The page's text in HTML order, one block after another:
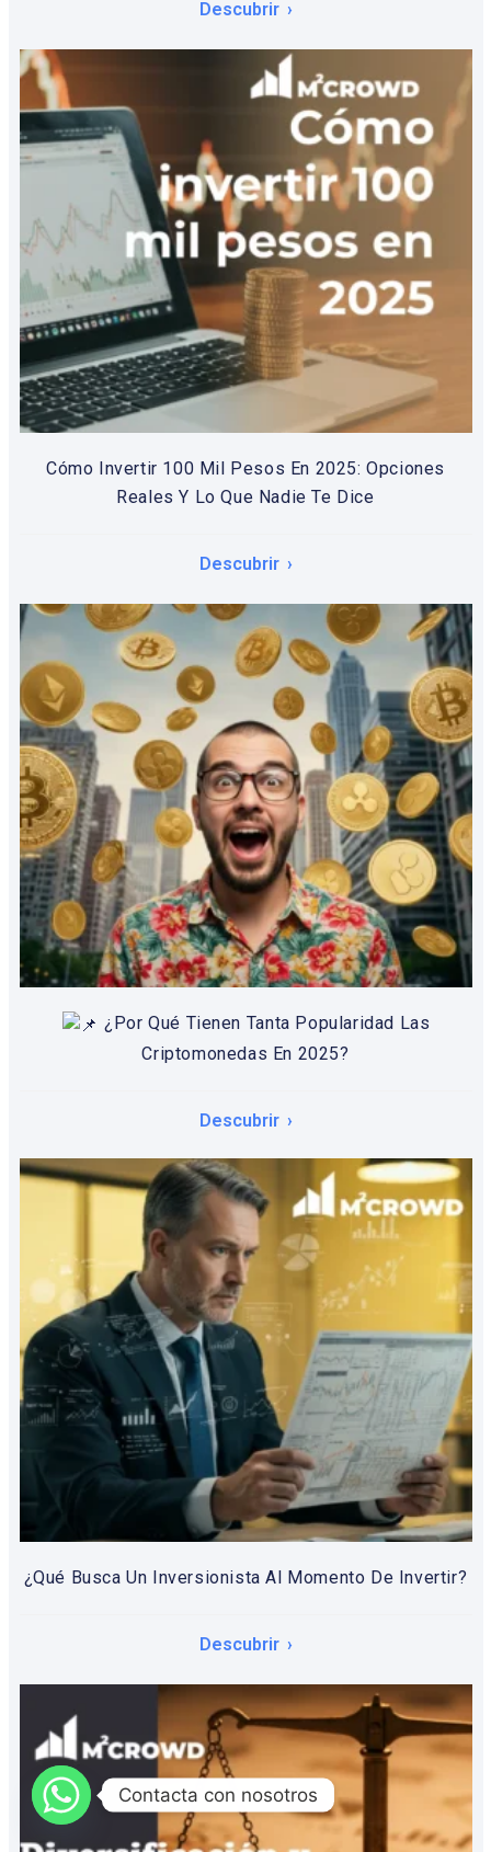
Descubrir
Cómo Invertir 100 Mil Pesos En 2025: Opciones
Reales Y Lo Que Nadie Te Dice
Descubrir
¿Por Qué Tienen Tanta Popularidad Las
Criptomonedas En 2025?
Descubrir
¿Qué Busca Un Inversionista Al Momento De Invertir?
Descubrir
Contacta con nosotros